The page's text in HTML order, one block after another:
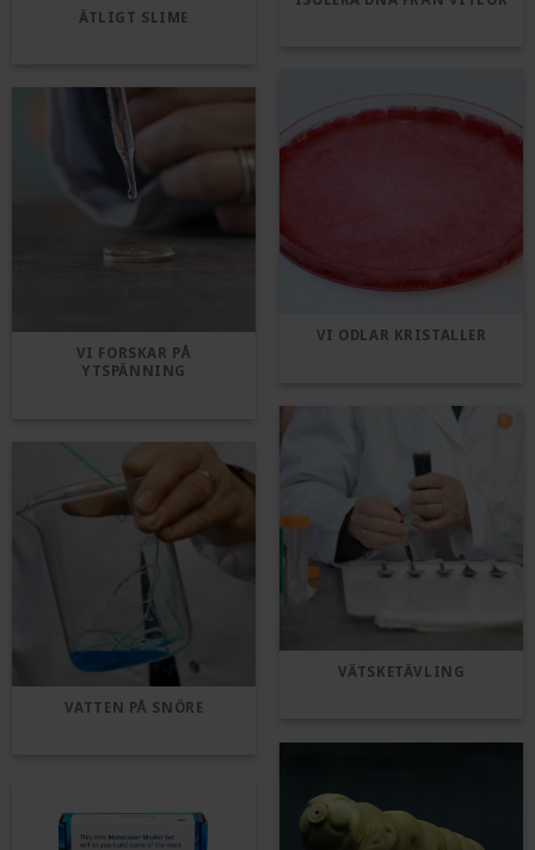
ÄTLIGT SLIME
VI ODLAR KRISTALLER
VI FORSKAR PÅ
YTSPÄNNING
VÄTSKETÄVLING
VATTEN PÅ SNÖRE